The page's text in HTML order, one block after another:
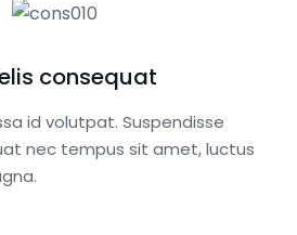
consequat
id volutpat. Suspendisse
nec tempus sit amet, luctus